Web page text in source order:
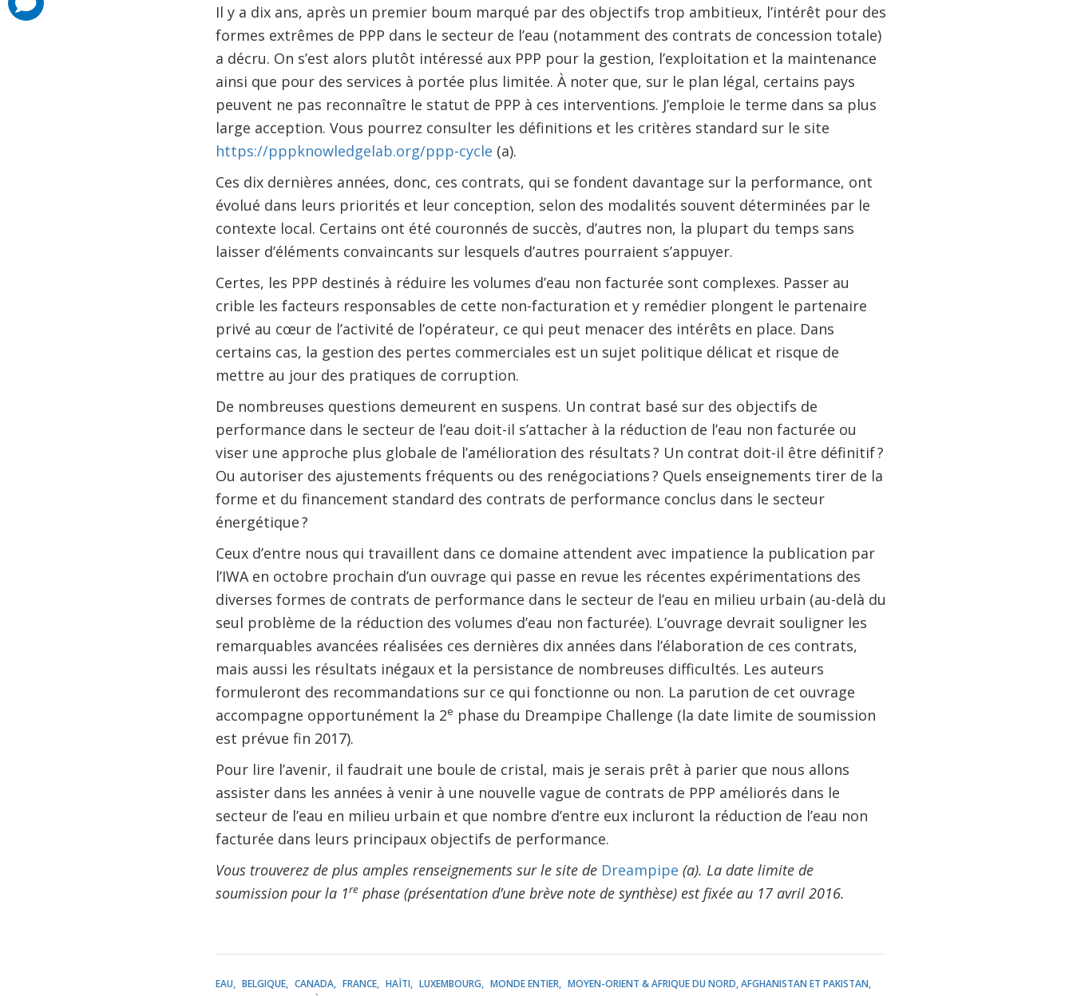
Il y a dix ans, après un premier boum marqué par des objectifs trop ambitieux, l’intérêt pour des
formes extrêmes de PPP dans le secteur de l’eau (notamment des contrats de concession totale)
a décru. On s’est alors plutôt intéressé aux PPP pour la gestion, l’exploitation et la maintenance
ainsi que pour des services à portée plus limitée. À noter que, sur le plan légal, certains pays
peuvent ne pas reconnaître le statut de PPP à ces interventions. J’emploie le terme dans sa plus
large acception. Vous pourrez consulter les définitions et les critères standard sur le site
https://pppknowledgelab.org/ppp-cycle (a).
Ces dix dernières années, donc, ces contrats, qui se fondent davantage sur la performance, ont
évolué dans leurs priorités et leur conception, selon des modalités souvent déterminées par le
contexte local. Certains ont été couronnés de succès, d’autres non, la plupart du temps sans
laisser d’éléments convaincants sur lesquels d’autres pourraient s’appuyer.
Certes, les PPP destinés à réduire les volumes d’eau non facturée sont complexes. Passer au
crible les facteurs responsables de cette non-facturation et y remédier plongent le partenaire
privé au cœur de l’activité de l’opérateur, ce qui peut menacer des intérêts en place. Dans
certains cas, la gestion des pertes commerciales est un sujet politique délicat et risque de
mettre au jour des pratiques de corruption.
De nombreuses questions demeurent en suspens. Un contrat basé sur des objectifs de
performance dans le secteur de l’eau doit-il s’attacher à la réduction de l’eau non facturée ou
viser une approche plus globale de l’amélioration des résultats ? Un contrat doit-il être définitif ?
Ou autoriser des ajustements fréquents ou des renégociations ? Quels enseignements tirer de la
forme et du financement standard des contrats de performance conclus dans le secteur
énergétique ?
Ceux d’entre nous qui travaillent dans ce domaine attendent avec impatience la publication par
l’IWA en octobre prochain d’un ouvrage qui passe en revue les récentes expérimentations des
diverses formes de contrats de performance dans le secteur de l’eau en milieu urbain (au-delà du
seul problème de la réduction des volumes d’eau non facturée). L’ouvrage devrait souligner les
remarquables avancées réalisées ces dernières dix années dans l’élaboration de ces contrats,
mais aussi les résultats inégaux et la persistance de nombreuses difficultés. Les auteurs
formuleront des recommandations sur ce qui fonctionne ou non. La parution de cet ouvrage
accompagne opportunément la 2e phase du Dreampipe Challenge (la date limite de soumission
est prévue fin 2017).
Pour lire l’avenir, il faudrait une boule de cristal, mais je serais prêt à parier que nous allons
assister dans les années à venir à une nouvelle vague de contrats de PPP améliorés dans le
secteur de l’eau en milieu urbain et que nombre d’entre eux incluront la réduction de l’eau non
facturée dans leurs principaux objectifs de performance.
Vous trouverez de plus amples renseignements sur le site de Dreampipe (a). La date limite de
soumission pour la 1rephase (présentation d’une brève note de synthèse) est fixée au 17 avril 2016.
EAU BELGIQUE CANADA FRANCE HAÏTI LUXEMBOURG MONDE ENTIER
MOYEN-ORIENT & AFRIQUE DU NORD, AFGHANISTAN ET PAKISTAN
added